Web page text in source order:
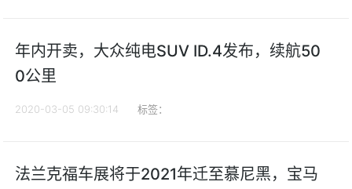
年内开卖，大众纯电SUV ID.4发布，续航50
0公里
2020-03-05 09:30:14 标签：
法兰克福车展将于2021年迁至慕尼黑，宝马